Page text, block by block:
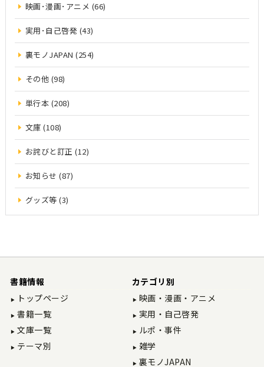
映画･漫画･アニメ (66)
実用･自己啓発 (43)
裏モノJAPAN (254)
その他 (98)
単行本 (208)
文庫 (108)
お詫びと訂正 (12)
お知らせ (87)
グッズ等 (3)
書籍情報
トップページ
書籍一覧
文庫一覧
テーマ別
カテゴリ別
映画・漫画・アニメ
実用・自己啓発
ルポ・事件
雑学
裏モノJAPAN